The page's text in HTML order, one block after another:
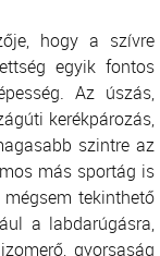
hogy a szívre
egyik fontos
Az úszás,
kerékpározás,
szintre az
más sportág is
tekinthető
a labdarúgásra,
gyorsaság